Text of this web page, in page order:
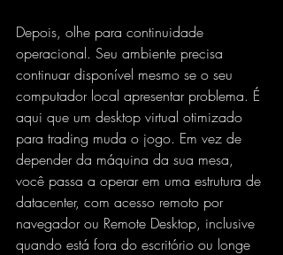
Depois, olhe para continuidade
operacional. Seu ambiente precisa
continuar disponível mesmo se o seu
computador local apresentar problema. É
aqui que um desktop virtual otimizado
para trading muda o jogo. Em vez de
depender da máquina da sua mesa,
você passa a operar em uma estrutura de
datacenter, com acesso remoto por
navegador ou Remote Desktop, inclusive
quando está fora do escritório ou longe